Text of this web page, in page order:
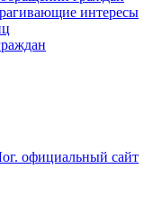
интересы
официальный сайт